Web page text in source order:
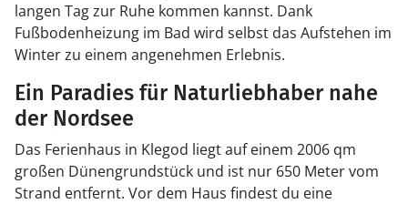
langen Tag zur Ruhe kommen kannst. Dank
Fußbodenheizung im Bad wird selbst das Aufstehen im
Winter zu einem angenehmen Erlebnis.
Ein Paradies für Naturliebhaber nahe
der Nordsee
Das Ferienhaus in Klegod liegt auf einem 2006 qm
großen Dünengrundstück und ist nur 650 Meter vom
Strand entfernt. Vor dem Haus findest du eine